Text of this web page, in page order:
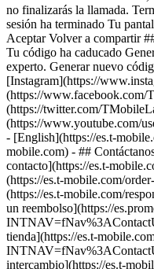
- ##
contacto](https://es.t-
(https://es.t-mobile.com/
(https://es.t-mobile.com/
un reembolso](https://
tienda](https://es.t-
intercambio](https://es.t-